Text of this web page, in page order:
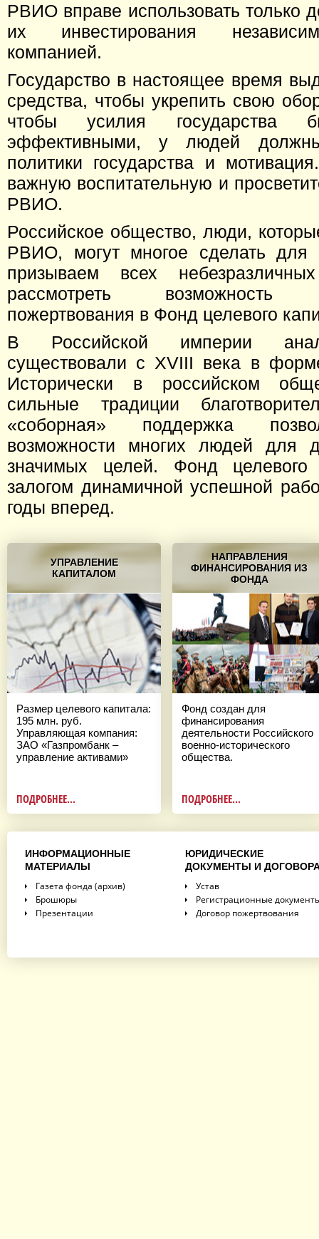
РВИО вправе использовать только
их инвестирования
компанией.
Государство в настоящее время
средства, чтобы укрепить свою
чтобы усилия государства
эффективными, у людей
политики государства и
важную воспитательную и
РВИО.
Российское общество, люди,
РВИО, могут многое сделать
призываем всех
рассмотреть возможность
пожертвования в Фонд целевого
В Российской империи
существовали с XVIII века в
Исторически в российском
сильные традиции
«соборная» поддержка
возможности многих людей для
значимых целей. Фонд целевого
залогом динамичной успешной
годы вперед.
УПРАВЛЕНИЕ
КАПИТАЛОМ
Размер целевого капитала:
195 млн. руб.
Управляющая компания:
ЗАО «Газпромбанк –
управление активами»
ПОДРОБНЕЕ...
НАПРАВЛЕНИЯ
ФИНАНСИРОВАНИЯ ИЗ
ФОНДА
Фонд создан для
финансирования
деятельности Российского
военно-исторического
общества.
ПОДРОБНЕЕ...
ИНФОРМАЦИОННЫЕ
МАТЕРИАЛЫ
Газета фонда (архив)
Брошюры
Презентации
ЮРИДИЧЕСКИЕ
ДОКУМЕНТЫ И
Устав
Регистрационные
Договор пожертвования